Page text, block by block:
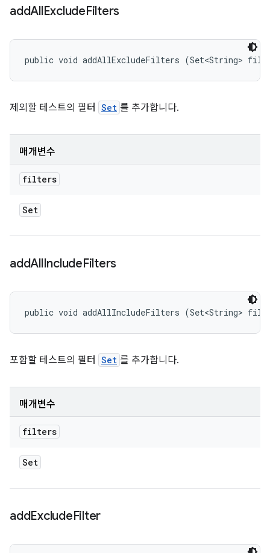
addAllExcludeFilters
public void addAllExcludeFilters (Set<String>
제외할 테스트의 필터 Set 를 추가합니다.
매개변수
filters
Set
addAllIncludeFilters
public void addAllIncludeFilters (Set<String>
포함할 테스트의 필터 Set 를 추가합니다.
매개변수
filters
Set
addExcludeFilter